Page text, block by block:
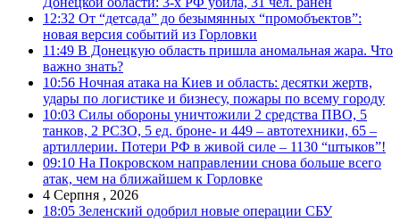
12:32 От “детсада” до безымянных “промобъектов”:
новая версия событий из Горловки
11:49 В Донецкую область пришла аномальная жара. Что
важно знать?
10:56 Ночная атака на Киев и область: десятки жертв,
удары по логистике и бизнесу, пожары по всему городу
10:03 Силы обороны уничтожили 2 средства ПВО, 5
танков, 2 РСЗО, 5 ед. броне- и 449 – автотехники, 65 –
артиллерии. Потери РФ в живой силе – 1130 “штыков”!
09:10 На Покровском направлении снова больше всего
атак, чем на ближайшем к Горловке
4 Серпня , 2026
18:05 Зеленский одобрил новые операции СБУ